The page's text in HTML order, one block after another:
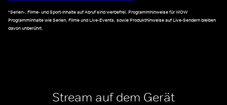
*Serien-, Filme- und Sport-Inhalte auf Abruf sind werbefrei. Programmhinweise für WOW
Programminhalte wie Serien, Filme und Live-Events, sowie Produkthinweise auf Live-Sendern bleiben
davon unberührt.
Stream auf dem Gerät